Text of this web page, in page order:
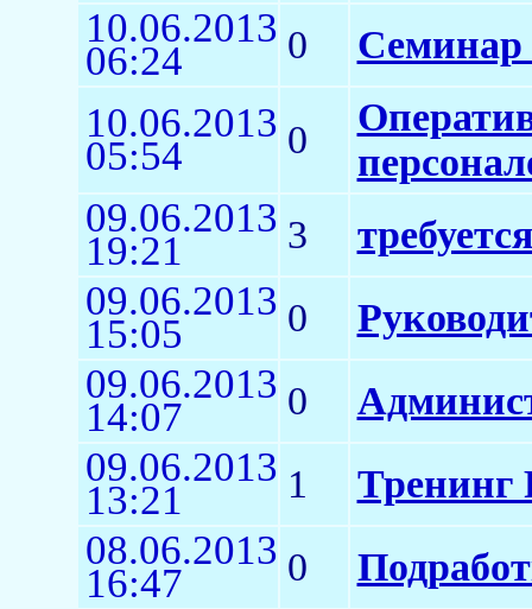
10.06.2013
06:24 0 Семинар
10.06.2013
05:54 0
09.06.2013
19:21 3
09.06.2013
15:05 0
09.06.2013
14:07 0
09.06.2013
13:21 1 Тренинг
08.06.2013
16:47 0